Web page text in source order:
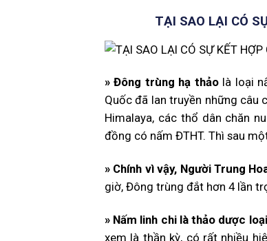
TẠI SAO LẠI CÓ
»Đông trùng hạ thảolà loại
Quốc đã lan truyền những câu
Himalaya, các thổ dân chăn
đồng có nấm ĐTHT. Thì sau
» Chính vì vậy, Người Trung
giờ, Đông trùng đắt hơn 4 lần
» Nấm linh chi là thảo dược
xem là thần kỳ, có rất nhiều